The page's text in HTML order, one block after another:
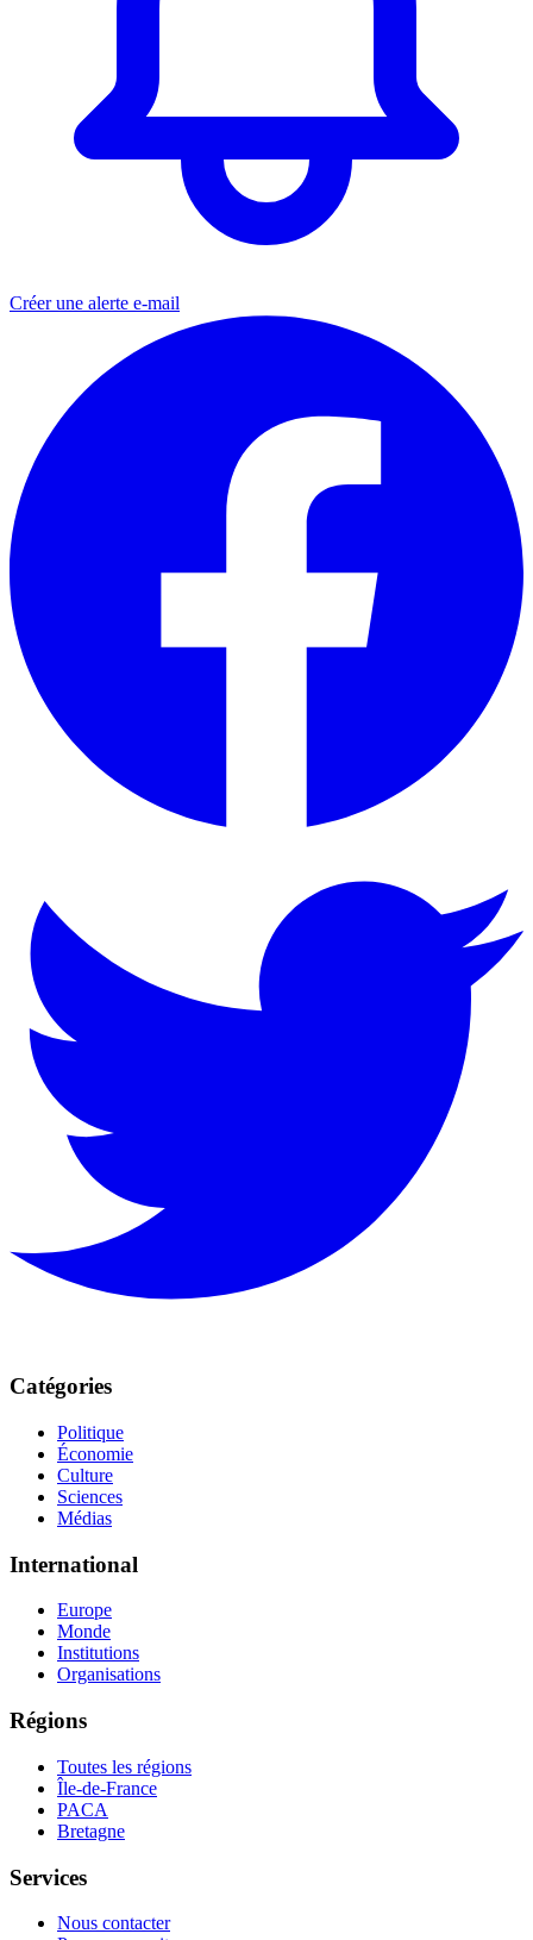
Créer une alerte e-mail
Catégories
Politique
Économie
Culture
Sciences
Médias
International
Europe
Monde
Institutions
Organisations
Régions
Toutes les régions
Île-de-France
PACA
Bretagne
Services
Nous contacter